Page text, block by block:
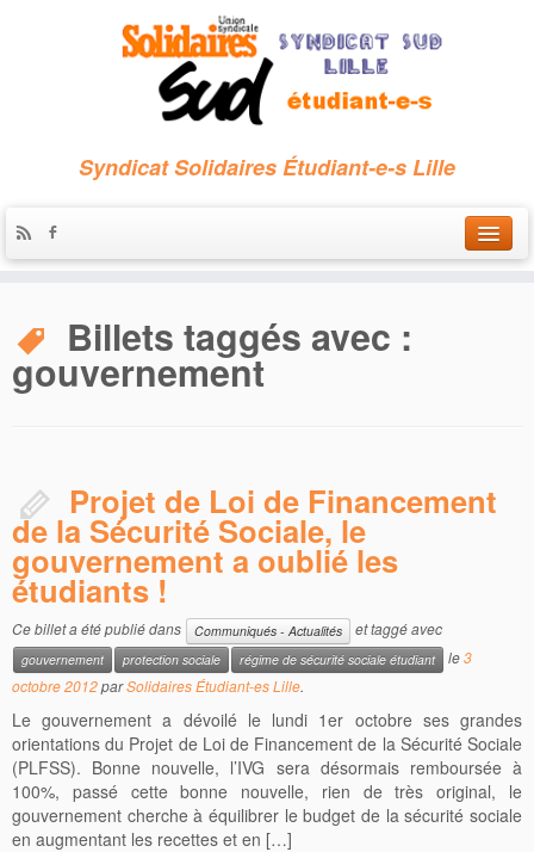
Syndicat Solidaires Étudiant-e-s Lille
Qui sommes-nous ?
Billets taggés avec :
gouvernement
Projet de Loi de Financement
de la Sécurité Sociale, le
gouvernement a oublié les
étudiants !
Ce billet a été publié dans Communiqués - Actualités et taggé avec
gouvernement protection sociale régime de sécurité sociale étudiant le3
octobre 2012parSolidaires Étudiant-es Lille.
Le gouvernement a dévoilé le lundi 1er octobre ses grandes
orientations du Projet de Loi de Financement de la Sécurité Sociale
(PLFSS). Bonne nouvelle, l’IVG sera désormais remboursée à
100%, passé cette bonne nouvelle, rien de très original, le
gouvernement cherche à équilibrer le budget de la sécurité sociale
en augmentant les recettes et en […]